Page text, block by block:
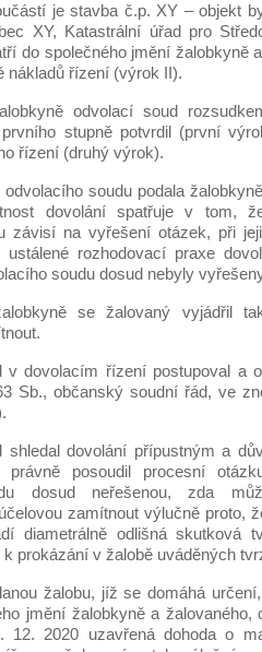
je stavba č.p. XY – objekt
XY, Katastrální úřad pro
do společného jmění žalobkyně
nákladů řízení (výrok II).
odvolací soud
stupně potvrdil (první
řízení (druhý výrok).
soudu podala
dovolání spatřuje v tom,
závisí na vyřešení otázek, při
ustálené rozhodovací praxe
soudu dosud nebyly
se žalovaný vyjádřil
v dovolacím řízení postupoval a
Sb., občanský soudní řád, ve
shledal dovolání přípustným a
právně posoudil procesní
dosud neřešenou, zda
zamítnout výlučně proto,
diametrálně odlišná skutková
prokázání v žalobě uváděných
žalobu, jíž se domáhá
jmění žalobkyně a
12. 2020 uzavřená dohoda o